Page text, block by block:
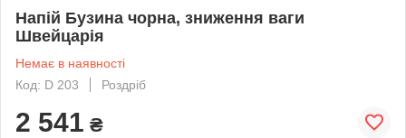
Напій Бузина чорна, зниження ваги
Швейцарія
Немає в наявності
Код: D 203
Роздріб
2 541 ₴